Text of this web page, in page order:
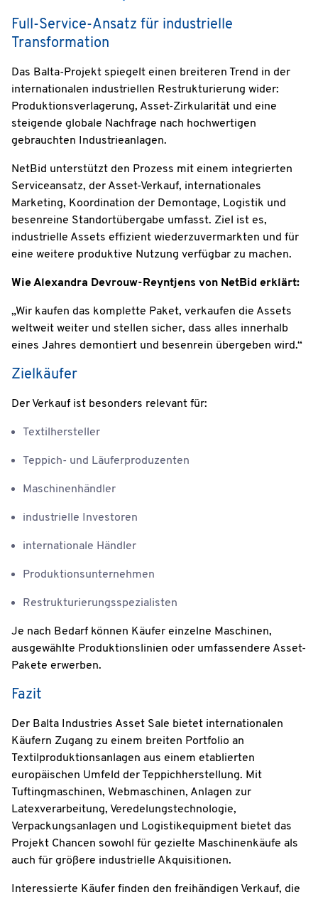
Full-Service-Ansatz für industrielle
Transformation
Das Balta-Projekt spiegelt einen breiteren Trend in der
internationalen industriellen Restrukturierung wider:
Produktionsverlagerung, Asset-Zirkularität und eine
steigende globale Nachfrage nach hochwertigen
gebrauchten Industrieanlagen.
NetBid unterstützt den Prozess mit einem integrierten
Serviceansatz, der Asset-Verkauf, internationales
Marketing, Koordination der Demontage, Logistik und
besenreine Standortübergabe umfasst. Ziel ist es,
industrielle Assets effizient wiederzuvermarkten und für
eine weitere produktive Nutzung verfügbar zu machen.
Wie Alexandra Devrouw-Reyntjens von NetBid erklärt:
„Wir kaufen das komplette Paket, verkaufen die Assets
weltweit weiter und stellen sicher, dass alles innerhalb
eines Jahres demontiert und besenrein übergeben wird.“
Zielkäufer
Der Verkauf ist besonders relevant für:
Textilhersteller
Teppich- und Läuferproduzenten
Maschinenhändler
industrielle Investoren
internationale Händler
Produktionsunternehmen
Restrukturierungsspezialisten
Je nach Bedarf können Käufer einzelne Maschinen,
ausgewählte Produktionslinien oder umfassendere Asset-
Pakete erwerben.
Fazit
Der Balta Industries Asset Sale bietet internationalen
Käufern Zugang zu einem breiten Portfolio an
Textilproduktionsanlagen aus einem etablierten
europäischen Umfeld der Teppichherstellung. Mit
Tuftingmaschinen, Webmaschinen, Anlagen zur
Latexverarbeitung, Veredelungstechnologie,
Verpackungsanlagen und Logistikequipment bietet das
Projekt Chancen sowohl für gezielte Maschinenkäufe als
auch für größere industrielle Akquisitionen.
Interessierte Käufer finden den freihändigen Verkauf, die